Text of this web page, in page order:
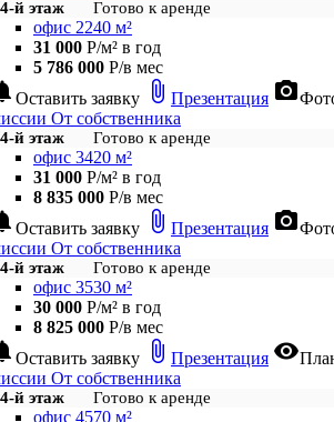
4-й этаж Готово к аренде
офис 2240 м²
31 000 Р/м² в год
5 786 000 Р/в мес
Оставить заявку attach_file Презентация photo_camera
От собственника
4-й этаж Готово к аренде
офис 3420 м²
31 000 Р/м² в год
8 835 000 Р/в мес
Оставить заявку attach_file Презентация photo_camera
От собственника
4-й этаж Готово к аренде
офис 3530 м²
30 000 Р/м² в год
8 825 000 Р/в мес
Оставить заявку attach_file Презентация visibility
От собственника
4-й этаж Готово к аренде
офис 4570 м²